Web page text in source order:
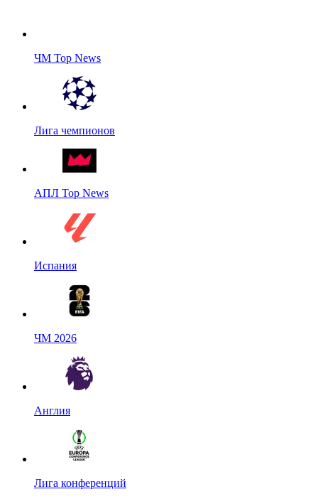
ЧМ Top News
Лига чемпионов
АПЛ Top News
Испания
ЧМ 2026
Англия
Лига конференций